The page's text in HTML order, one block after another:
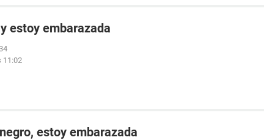
estoy embarazada
11:02
estoy embarazada